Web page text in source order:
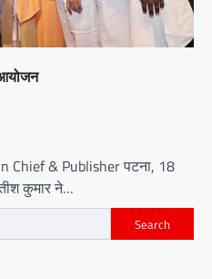
आयोजन
Chief & Publisher पटना, 18
कुमार ने…
Search